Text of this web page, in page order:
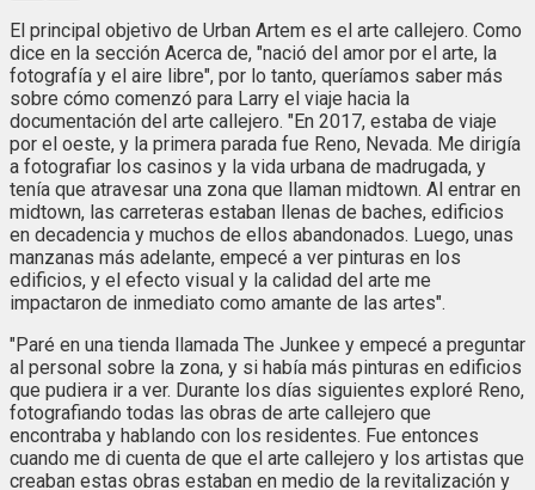
El principal objetivo de Urban Artem es el arte callejero. Como
dice en la sección Acerca de, "nació del amor por el arte, la
fotografía y el aire libre", por lo tanto, queríamos saber más
sobre cómo comenzó para Larry el viaje hacia la
documentación del arte callejero. "En 2017, estaba de viaje
por el oeste, y la primera parada fue Reno, Nevada. Me dirigía
a fotografiar los casinos y la vida urbana de madrugada, y
tenía que atravesar una zona que llaman midtown. Al entrar en
midtown, las carreteras estaban llenas de baches, edificios
en decadencia y muchos de ellos abandonados. Luego, unas
manzanas más adelante, empecé a ver pinturas en los
edificios, y el efecto visual y la calidad del arte me
impactaron de inmediato como amante de las artes".
"Paré en una tienda llamada The Junkee y empecé a preguntar
al personal sobre la zona, y si había más pinturas en edificios
que pudiera ir a ver. Durante los días siguientes exploré Reno,
fotografiando todas las obras de arte callejero que
encontraba y hablando con los residentes. Fue entonces
cuando me di cuenta de que el arte callejero y los artistas que
creaban estas obras estaban en medio de la revitalización y